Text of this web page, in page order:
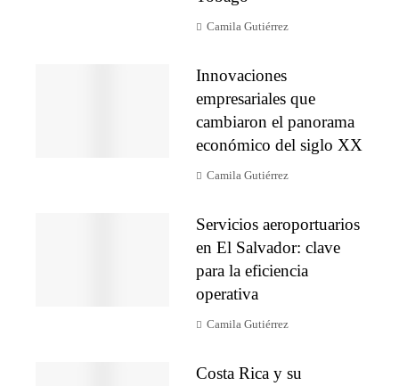
Camila Gutiérrez
Innovaciones
empresariales que
cambiaron el panorama
económico del siglo XX
Camila Gutiérrez
Servicios aeroportuarios
en El Salvador: clave
para la eficiencia
operativa
Camila Gutiérrez
Costa Rica y su